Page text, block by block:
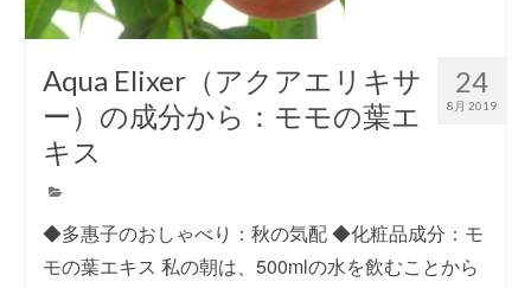
24
8月 2019
Aqua Elixer（アクアエリキサ
ー）の成分から：モモの葉エ
キス
◆多惠子のおしゃべり：秋の気配 ◆化粧品成分：モ
モの葉エキス 私の朝は、500mlの水を飲むことから